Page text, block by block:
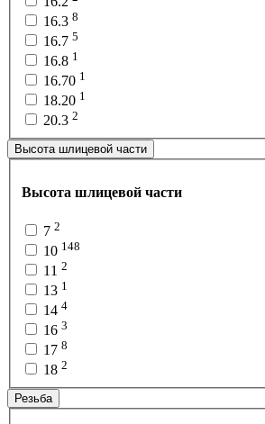
16.3 8
16.7 5
16.8 1
16.70 1
18.20 1
20.3 2
Высота шлицевой части
Высота шлицевой части
7 2
10 148
11 2
13 1
14 4
16 3
17 8
18 2
Резьба